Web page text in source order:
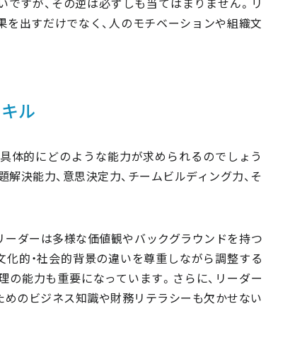
出すだけでなく、人のモチベーションや組織文
ル
体的にどのような能力が求められるのでしょう
決能力、意思決定力、チームビルディング力、そ
ダーは多様な価値観やバックグラウンドを持つ
的・社会的背景の違いを尊重しながら調整する
能力も重要になっています。さらに、リーダー
のビジネス知識や財務リテラシーも欠かせない